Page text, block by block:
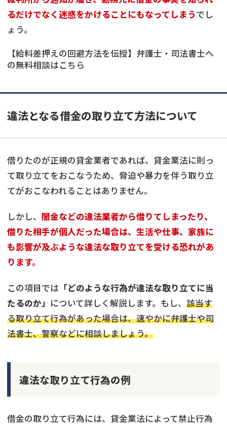
るだけでなく迷惑をかけることにもなってしまうでし
ょう。
【給料差押えの回避方法を伝授】弁護士・司法書士へ
の無料相談はこちら
違法となる借金の取り立て方法について
借りたのが正規の貸金業者であれば、貸金業法に則っ
て取り立てをおこなうため、脅迫や暴力を伴う取り立
てがおこなわれることはありません。
しかし、 闇金などの違法業者から借りてしまったり、
借りた相手が個人だった場合は、生活や仕事、家族に
も影響が及ぶような違法な取り立てを受ける恐れがあ
ります。
この項目では 「どのような行為が違法な取り立てに当
たるのか」 について詳しく解説します。もし、 該当す
る取り立て行為があった場合は、速やかに弁護士や司
法書士、警察などに相談しましょう。
違法な取り立て行為の例
借金の取り立て行為には、貸金業法によって禁止行為